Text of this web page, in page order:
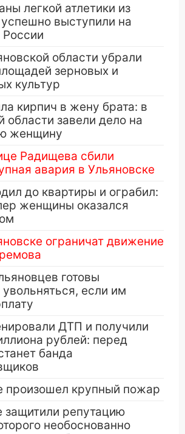
легкой атлетики из
выступили на
области убрали
зерновых и
культур
кирпич в жену брата: в
области завели дело на
женщину
Радищева сбили
авария в Ульяновске
до квартиры и ограбил:
женщины оказался
ограничат движение
готовы
если им
ДТП и получили
рублей: перед
банда
произошел крупный пожар
защитили репутацию
необоснованно